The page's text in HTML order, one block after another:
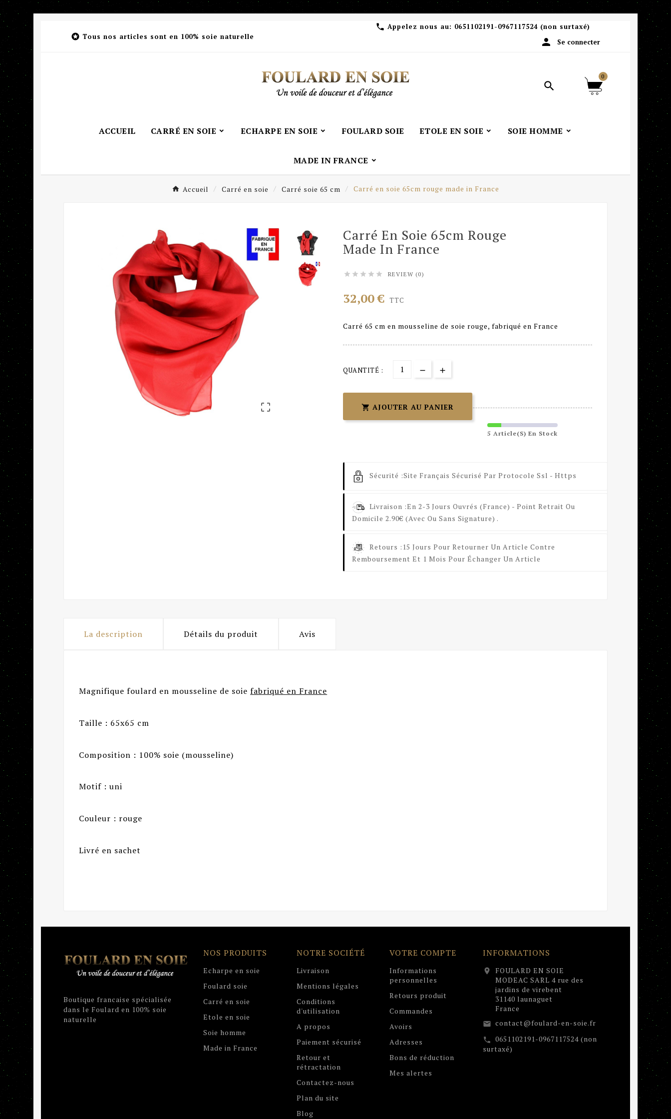
 Tous nos articles sont en 100% soie naturelle
 Appelez nous au: 0651102191-0967117524 (non surtaxé)
 Se connecter

0
ACCUEIL CARRÉ EN SOIE ECHARPE EN SOIE FOULARD SOIE ETOLE EN SOIE SOIE HOMME
MADE IN FRANCE
Accueil Carré en soie Carré soie 65 cm Carré en soie 65cm rouge made in France

Carré En Soie 65cm Rouge
Made In France
     REVIEW (0)
32,00 € TTC
Carré 65 cm en mousseline de soie rouge, fabriqué en France
QUANTITÉ :
 AJOUTER AU PANIER
5 Article(s) En Stock
Sécurité :Site Français Sécurisé Par Protocole Ssl - Https
Livraison :En 2-3 Jours Ouvrés (France) - Point Retrait Ou
Domicile 2.90€ (avec Ou Sans Signature) .
Retours : 15 Jours Pour Retourner Un Article Contre
Remboursement Et 1 Mois Pour Échanger Un Article
La description Détails du produit Avis
Magnifique foulard en mousseline de soiefabriqué en France
Taille : 65x65 cm
Composition : 100% soie (mousseline)
Motif : uni
Couleur : rouge
Livré en sachet
Boutique francaise spécialisée
dans le Foulard en 100% soie
naturelle
NOS PRODUITS
Echarpe en soie
Foulard soie
Carré en soie
Etole en soie
Soie homme
Made in France
NOTRE SOCIÉTÉ
Livraison
Mentions légales
Conditions
d'utilisation
A propos
Paiement sécurisé
Retour et
rétractation
Contactez-nous
Plan du site
Blog
VOTRE COMPTE
Informations
personnelles
Retours produit
Commandes
Avoirs
Adresses
Bons de réduction
Mes alertes
INFORMATIONS
location_on
FOULARD EN SOIE
MODEAC SARL 4 rue des
jardins de virebent
31140 launaguet
France
email contact@foulard-en-soie.fr
call 0651102191-0967117524 (non
surtaxé)